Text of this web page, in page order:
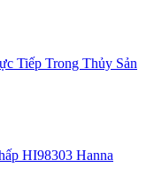
Tiếp Trong Thủy Sản
HI98303 Hanna